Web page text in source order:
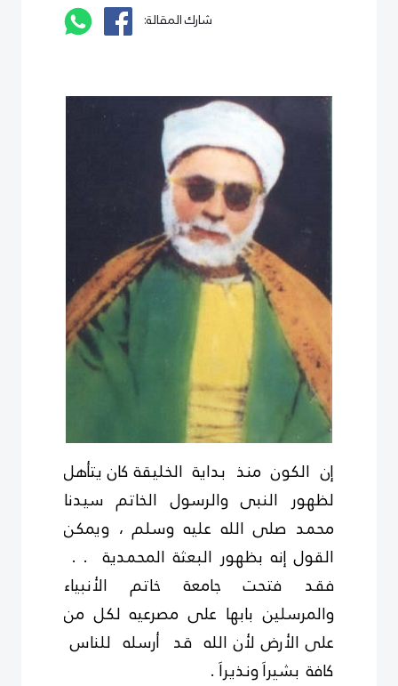
شارك المقالة:
إن الكون منذ بداية الخليقة كان يتأهل
لظهور النبى والرسول الخاتم سيدنا
محمد صلى الله عليه وسلم ، ويمكن
القول إنه بظهور البعثة المحمدية . .
فقد فتحت جامعة خاتم الأنبياء
والمرسلين بابها على مصرعيه لكل من
على الأرض لأن الله قد أرسله للناس
كافة بشيراَ ونذيراَ .